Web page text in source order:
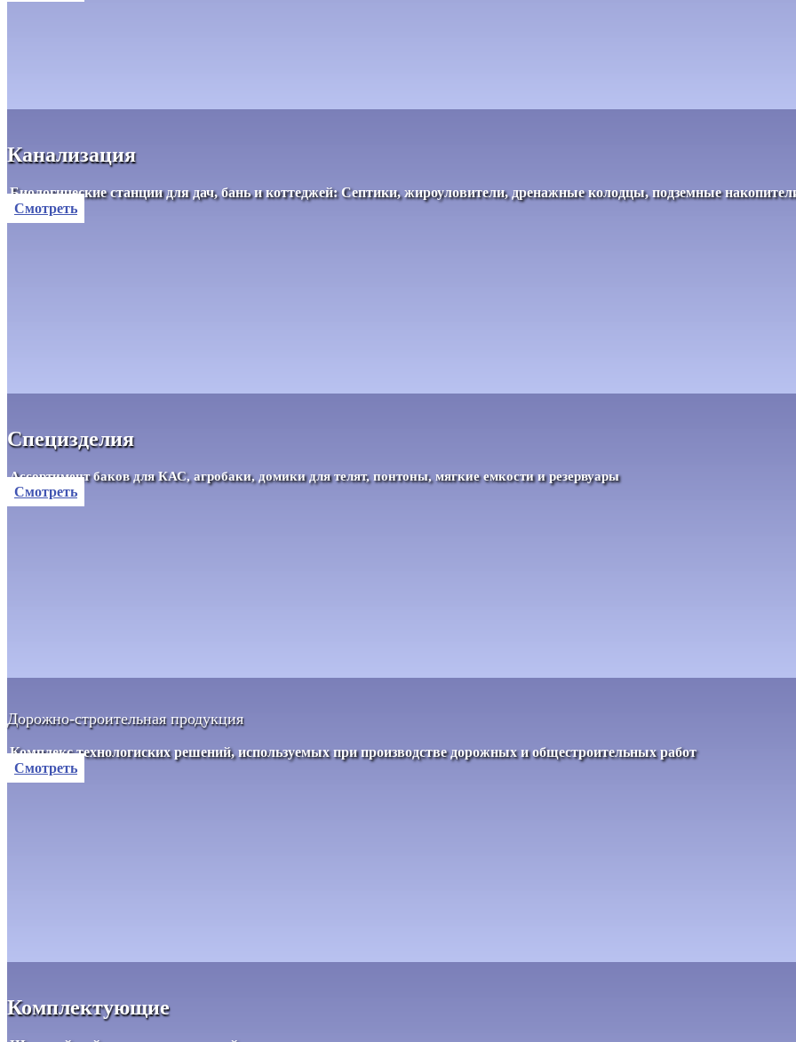
Канализация
Биологические станции для дач, бань и коттеджей: Септики, жироуловители, дренажные колодцы, подземные
Смотреть
Специзделия
Ассортимент баков для КАС, агробаки, домики для телят, понтоны, мягкие емкости и резервуары
Смотреть
Дорожно-строительная продукция
Комплекс технологиских решений, используемых при производстве дорожных и общестроительных работ
Смотреть
Комплектующие